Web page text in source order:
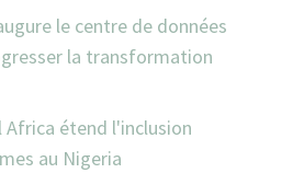
le centre de données
la transformation
étend l'inclusion
au Nigeria